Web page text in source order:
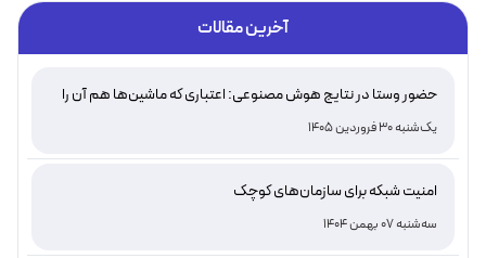
آخرین مقالات
حضور وستا در نتایج هوش مصنوعی: اعتباری که ماشین‌ها هم آن را
تأیید می‌کنند
یک‌شنبه 30 فروردین 1405
امنیت شبکه برای سازمان‌های کوچک
سه‌شنبه 07 بهمن 1404